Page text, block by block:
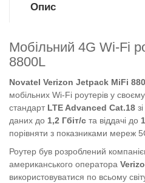
Опис
Мобільний 4G Wi-Fi
8800L
Novatel Verizon Jetpack MiFi
мобільних Wi-Fi роутерів у
стандарт LTE Advanced Cat.18
даних до 1,2 Гбіт/с та віддачі до
порівняти з показниками мереж
Роутер був розроблений
американського оператора
використовуватися по всьому